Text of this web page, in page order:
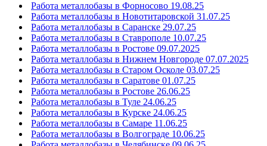
Работа металлобазы в Форносово 19.08.25
Работа металлобазы в Новотитаровской 31.07.25
Работа металлобазы в Саранске 29.07.25
Работа металлобазы в Ставрополе 10.07.25
Работа металлобазы в Ростове 09.07.2025
Работа металлобазы в Нижнем Новгороде 07.07.2025
Работа металлобазы в Старом Осколе 03.07.25
Работа металлобазы в Саратове 01.07.25
Работа металлобазы в Ростове 26.06.25
Работа металлобазы в Туле 24.06.25
Работа металлобазы в Курске 24.06.25
Работа металлобазы в Самаре 11.06.25
Работа металлобазы в Волгограде 10.06.25